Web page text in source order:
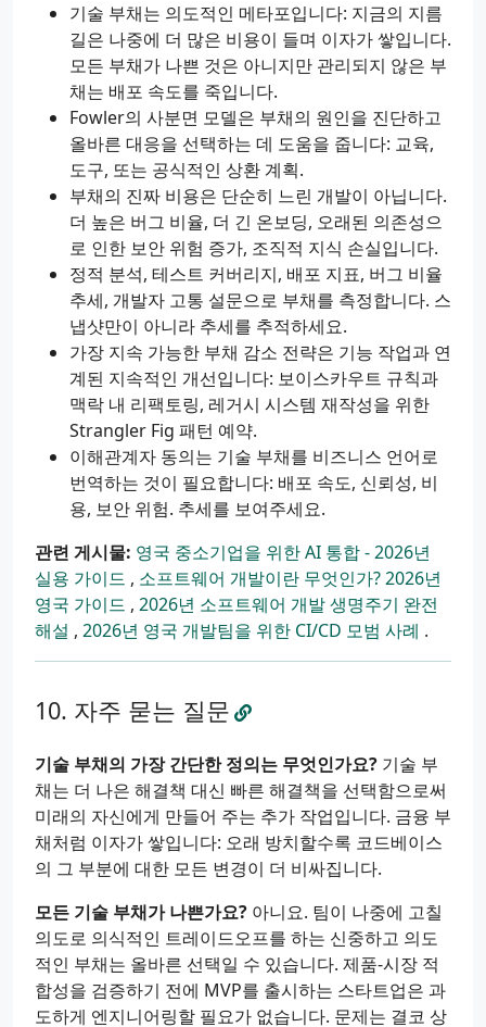
기술 부채는 의도적인 메타포입니다: 지금의 지름
길은 나중에 더 많은 비용이 들며 이자가 쌓입니다.
모든 부채가 나쁜 것은 아니지만 관리되지 않은 부
채는 배포 속도를 죽입니다.
Fowler의 사분면 모델은 부채의 원인을 진단하고
올바른 대응을 선택하는 데 도움을 줍니다: 교육,
도구, 또는 공식적인 상환 계획.
부채의 진짜 비용은 단순히 느린 개발이 아닙니다.
더 높은 버그 비율, 더 긴 온보딩, 오래된 의존성으
로 인한 보안 위험 증가, 조직적 지식 손실입니다.
정적 분석, 테스트 커버리지, 배포 지표, 버그 비율
추세, 개발자 고통 설문으로 부채를 측정합니다. 스
냅샷만이 아니라 추세를 추적하세요.
가장 지속 가능한 부채 감소 전략은 기능 작업과 연
계된 지속적인 개선입니다: 보이스카우트 규칙과
맥락 내 리팩토링, 레거시 시스템 재작성을 위한
Strangler Fig 패턴 예약.
이해관계자 동의는 기술 부채를 비즈니스 언어로
번역하는 것이 필요합니다: 배포 속도, 신뢰성, 비
용, 보안 위험. 추세를 보여주세요.
관련 게시물: 영국 중소기업을 위한 AI 통합 - 2026년
실용 가이드 , 소프트웨어 개발이란 무엇인가? 2026년
영국 가이드 , 2026년 소프트웨어 개발 생명주기 완전
해설 , 2026년 영국 개발팀을 위한 CI/CD 모범 사례 .
자주 묻는 질문
기술 부채의 가장 간단한 정의는 무엇인가요? 기술 부
채는 더 나은 해결책 대신 빠른 해결책을 선택함으로써
미래의 자신에게 만들어 주는 추가 작업입니다. 금융 부
채처럼 이자가 쌓입니다: 오래 방치할수록 코드베이스
의 그 부분에 대한 모든 변경이 더 비싸집니다.
모든 기술 부채가 나쁜가요? 아니요. 팀이 나중에 고칠
의도로 의식적인 트레이드오프를 하는 신중하고 의도
적인 부채는 올바른 선택일 수 있습니다. 제품-시장 적
합성을 검증하기 전에 MVP를 출시하는 스타트업은 과
도하게 엔지니어링할 필요가 없습니다. 문제는 결코 상